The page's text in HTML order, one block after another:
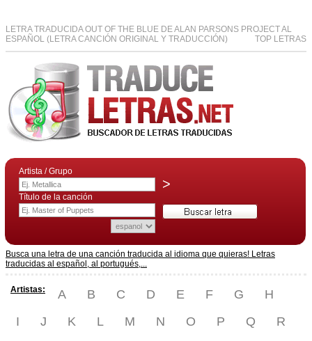
LETRA TRADUCIDA OUT OF THE BLUE DE ALAN PARSONS PROJECT AL
ESPAÑOL (LETRA CANCIÓN ORIGINAL Y TRADUCCIÓN)
TOP LETRAS
Artista / Grupo
>
Título de la canción
Busca una letra de una canción traducida al idioma que quieras! Letras
traducidas al español, al portugués,...
Artistas: A B C D E F G
H
I
J K L M N O P Q
R